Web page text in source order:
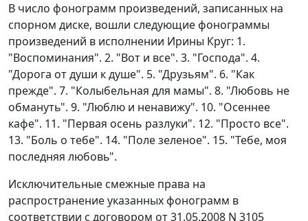
В число фонограмм произведений, записанных на
спорном диске, вошли следующие фонограммы
произведений в исполнении Ирины Круг: 1.
"Воспоминания". 2. "Вот и все". 3. "Господа". 4.
"Дорога от души к душе". 5. "Друзьям". 6. "Как
прежде". 7. "Колыбельная для мамы". 8. "Любовь не
обмануть". 9. "Люблю и ненавижу". 10. "Осеннее
кафе". 11. "Первая осень разлуки". 12. "Просто все".
13. "Боль о тебе". 14. "Поле зеленое". 15. "Тебе, моя
последняя любовь".
Исключительные смежные права на
распространение указанных фонограмм в
соответствии с договором от 31.05.2008 N 3105